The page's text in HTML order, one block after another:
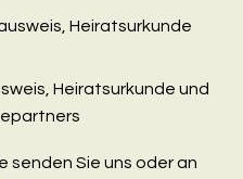
Heiratsurkunde
Heiratsurkunde und
senden Sie uns oder an